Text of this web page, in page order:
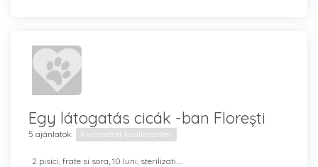
Egy látogatás cicák -ban Florești
5 ajánlatok Kiválasztott kisállatszitter
2 pisici, frate si sora, 10 luni, sterilizati....